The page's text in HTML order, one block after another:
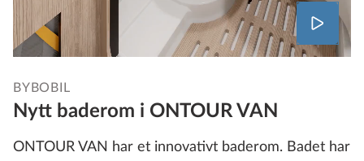
BYBOBIL
Nytt baderom i ONTOUR VAN
ONTOUR VAN har et innovativt baderom. Badet har